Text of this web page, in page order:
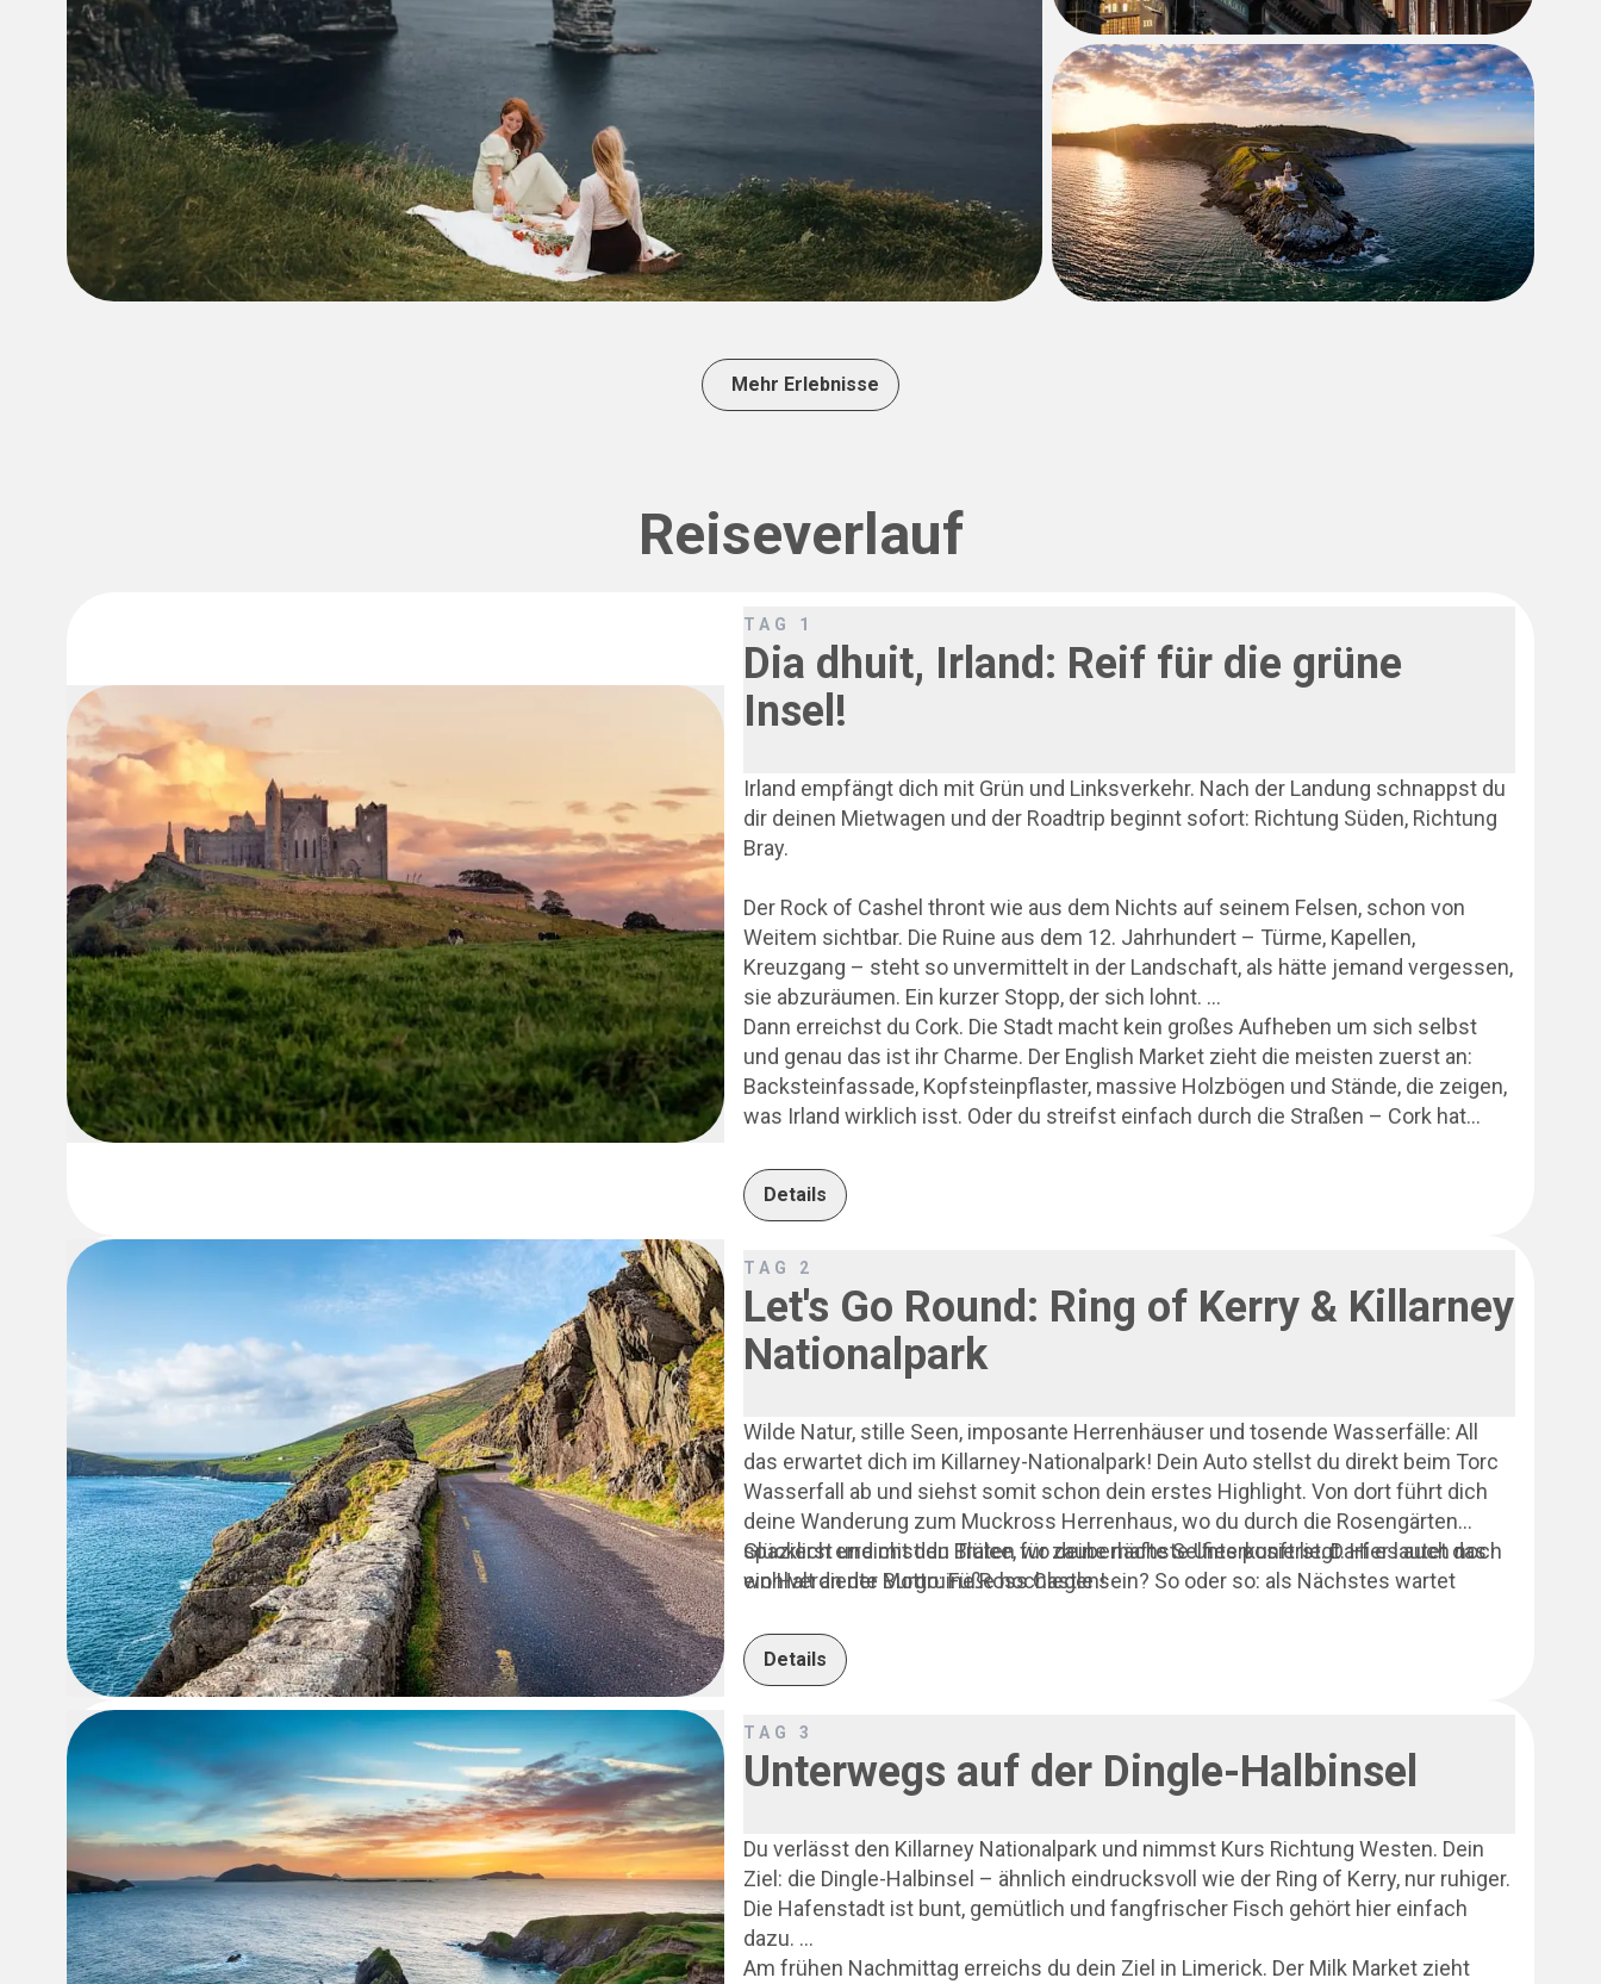
Mehr Erlebnisse
Reiseverlauf
TAG 1
Dia dhuit, Irland: Reif für die grüne
Insel!
Irland empfängt dich mit Grün und Linksverkehr. Nach der Landung schnappst du
dir deinen Mietwagen und der Roadtrip beginnt sofort: Richtung Süden, Richtung
Bray.
Der Rock of Cashel thront wie aus dem Nichts auf seinem Felsen, schon von
Weitem sichtbar. Die Ruine aus dem 12. Jahrhundert – Türme, Kapellen,
Kreuzgang – steht so unvermittelt in der Landschaft, als hätte jemand vergessen,
sie abzuräumen. Ein kurzer Stopp, der sich lohnt.
Dann erreichst du Cork. Die Stadt macht kein großes Aufheben um sich selbst
und genau das ist ihr Charme. Der English Market zieht die meisten zuerst an:
Backsteinfassade, Kopfsteinpflaster, massive Holzbögen und Stände, die zeigen,
was Irland wirklich isst. Oder du streifst einfach durch die Straßen – Cork hat
Sláinte.
Details
TAG 2
Let's Go Round: Ring of Kerry & Killarney
Nationalpark
Wilde Natur, stille Seen, imposante Herrenhäuser und tosende Wasserfälle: All
das erwartet dich im Killarney-Nationalpark! Dein Auto stellst du direkt beim Torc
Wasserfall ab und siehst somit schon dein erstes Highlight. Von dort führt dich
deine Wanderung zum Muckross Herrenhaus, wo du durch die Rosengärten
spazierst und mit den Blüten für zauberhafte Selfies posierst. Darf es auch noch
ein Halt an der Burgruine Ross Castle sein? So oder so: als Nächstes wartet
Schönheit der Atlantikküste. Diesen magischen Ausblick kannst du am besten bei
einem kurzen Zwischenstopp am Ladies’ View oder Gap of Dunloe genießen. Der
Wohin du auch siehst, überall zerklüftete Felsen, der weite Blick über den Atlantik
und immer wieder kleine Weiden mit Steinmäuerchen und grasenden Schafen –
das ist Irland!
Glücklich erreichst du Tralee, wo deine nächste Unterkunft liegt. Hier lautet das
wohlverdiente Motto: Füße hochlegen!
Details
TAG 3
Unterwegs auf der Dingle-Halbinsel
Du verlässt den Killarney Nationalpark und nimmst Kurs Richtung Westen. Dein
Ziel: die Dingle-Halbinsel – ähnlich eindrucksvoll wie der Ring of Kerry, nur ruhiger.
Die Hafenstadt ist bunt, gemütlich und fangfrischer Fisch gehört hier einfach
dazu.
Am frühen Nachmittag erreichs du dein Ziel in Limerick. Der Milk Market zieht